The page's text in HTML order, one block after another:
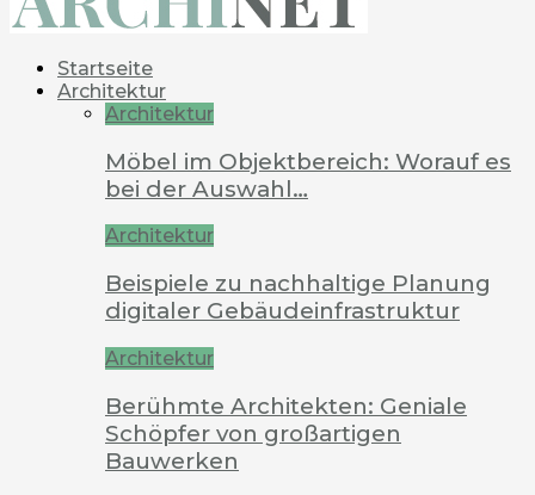
Startseite
Architektur
Architektur
Möbel im Objektbereich: Worauf es
bei der Auswahl…
Architektur
Beispiele zu nachhaltige Planung
digitaler Gebäudeinfrastruktur
Architektur
Berühmte Architekten: Geniale
Schöpfer von großartigen
Bauwerken